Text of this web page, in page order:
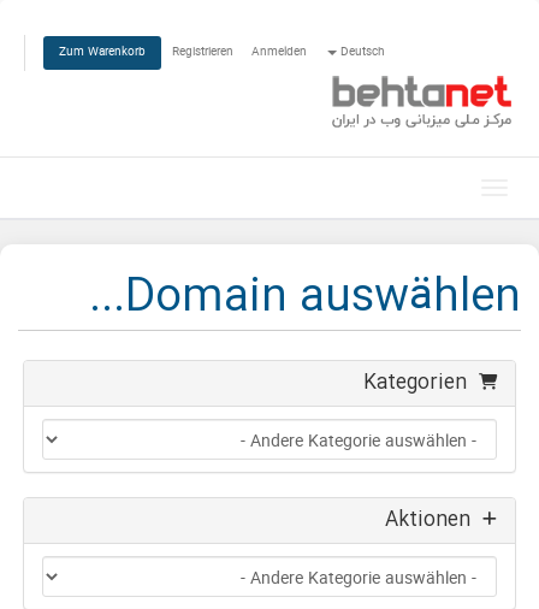
Deutsch
Anmelden
Registrieren
Zum Warenkorb
Domain auswählen...